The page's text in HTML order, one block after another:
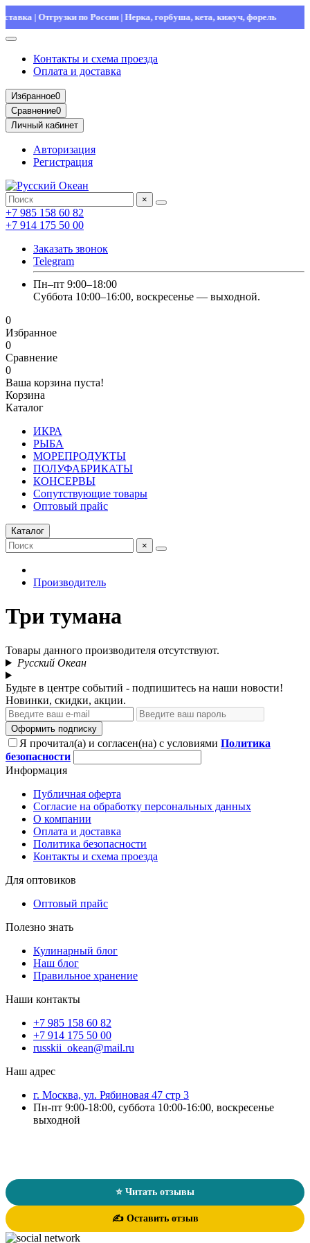
| Отгрузки по России | Нерка, горбуша, кета, кижуч, форель
Контакты и схема проезда
Оплата и доставка
Избранное0
Сравнение0
Личный кабинет
Авторизация
Регистрация
×
+7 985 158 60 82
+7 914 175 50 00
Заказать звонок
Telegram
Пн–пт 9:00–18:00
Суббота 10:00–16:00, воскресенье — выходной.
0
Избранное
0
Сравнение
0
Ваша корзина пуста!
Корзина
Каталог
ИКРА
РЫБА
МОРЕПРОДУКТЫ
ПОЛУФАБРИКАТЫ
КОНСЕРВЫ
Сопутствующие товары
Оптовый прайс
Каталог
×
Производитель
Три тумана
Товары данного производителя отсутствуют.
Русский Океан
Будьте в центре событий - подпишитесь на наши новости!
Новинки, скидки, акции.
Оформить подписку
Я прочитал(а) и согласен(на) с условиями Политика
безопасности
Информация
Публичная оферта
Согласие на обработку персональных данных
О компании
Оплата и доставка
Политика безопасности
Контакты и схема проезда
Для оптовиков
Оптовый прайс
Полезно знать
Кулинарный блог
Наш блог
Правильное хранение
Наши контакты
+7 985 158 60 82
+7 914 175 50 00
russkii_okean@mail.ru
Наш адрес
г. Москва, ул. Рябиновая 47 стр 3
Пн-пт 9:00-18:00, суббота 10:00-16:00, воскресенье
выходной
⭐ Читать отзывы
✍️ Оставить отзыв